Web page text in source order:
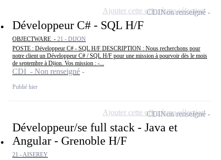
Développeur C# - SQL H/F
OBJECTWARE - 21 - DIJON
POSTE : Développeur C# - SQL H/F DESCRIPTION : Nous recherchons pour
notre client un Développeur C# / SQL H/F pour une mission à pourvoir dès le mois
de septembre à Dijon. Vos mission : -...
CDI - Non renseigné
Publié hier
CDINon renseigné
Ajouter cette offre à ma sélection
Développeur/se full stack - Java et
Angular - Grenoble H/F
21 - AISEREY
CDINon renseigné
Ajouter cette offre à ma sélection